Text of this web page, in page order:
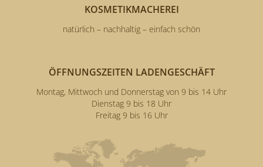
KOSMETIKMACHEREI
natürlich – nachhaltig – einfach schön
ÖFFNUNGSZEITEN LADENGESCHÄFT
Montag, Mittwoch und Donnerstag von 9 bis 14 Uhr
Dienstag 9 bis 18 Uhr
Freitag 9 bis 16 Uhr